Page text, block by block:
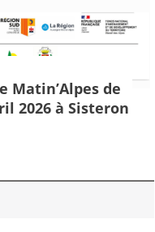
Matin’Alpes de
2026 à Sisteron